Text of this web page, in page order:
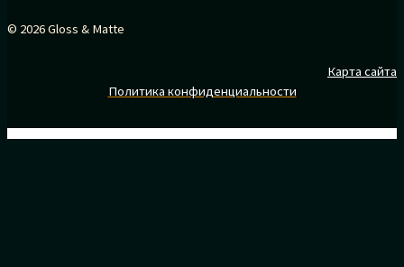
© 2026 Gloss & Matte
Карта сайта
Политика конфиденциальности